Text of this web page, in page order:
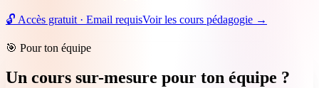
🔓 Accès gratuit · Email requisVoir les cours pédagogie →
🎯 Pour ton équipe
Un cours sur-mesure pour ton équipe ?